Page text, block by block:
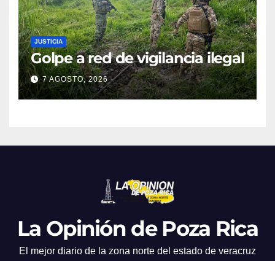
JUSTICIA
Golpe a red de vigilancia ilegal
7 AGOSTO, 2026
La Opinión de Poza Rica
El mejor diario de la zona norte del estado de veracruz